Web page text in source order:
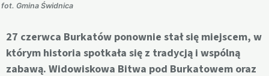
fot. Gmina Świdnica
27 czerwca Burkatów ponownie stał się miejscem, w
którym historia spotkała się z tradycją i wspólną
zabawą. Widowiskowa Bitwa pod Burkatowem oraz